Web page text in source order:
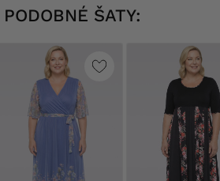
PODOBNÉ ŠATY: